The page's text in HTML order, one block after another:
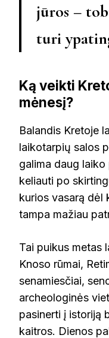
jūros –
turi
Ką veikti
mėnesį?
Balandis Kretoje
laikotarpių salos
galima daug
keliauti po
kurios vasarą dėl
tampa mažiau
Tai puikus metas
Knoso rūmai,
senamiesčiai,
archeologinės
pasinerti į istoriją
kaitros. Dienos